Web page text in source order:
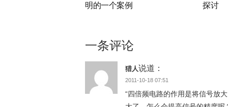
明的一个案例
探讨
一条评论
猎人说道：
2011-10-18 07:51
“四倍频电路的作用是将信号放